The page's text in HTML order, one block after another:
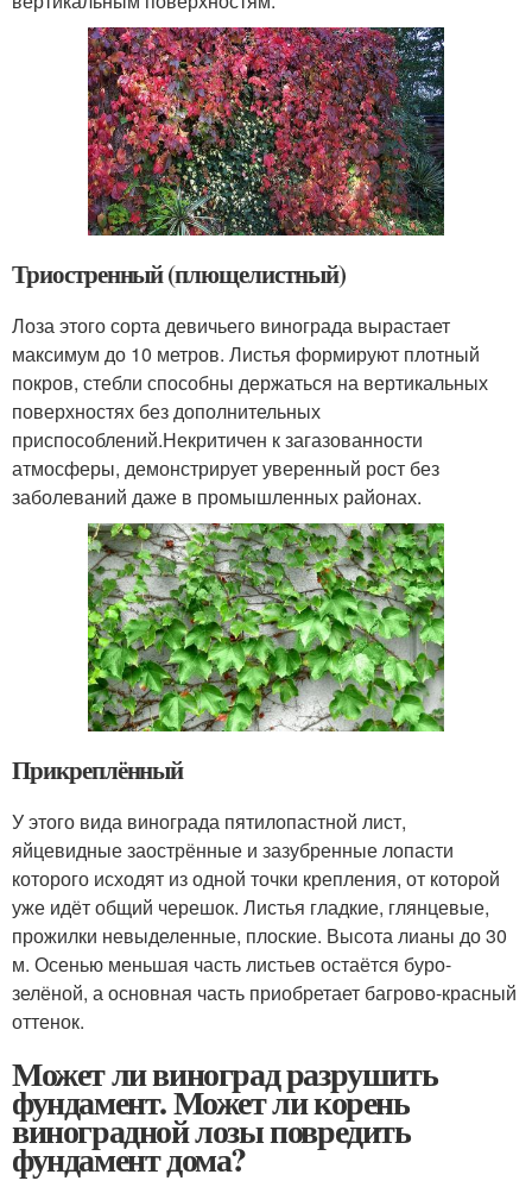
Триостренный (плющелистный)
Лоза этого сорта девичьего винограда вырастает
максимум до 10 метров. Листья формируют плотный
покров, стебли способны держаться на вертикальных
поверхностях без дополнительных
приспособлений.Некритичен к загазованности
атмосферы, демонстрирует уверенный рост без
заболеваний даже в промышленных районах.
Прикреплённый
У этого вида винограда пятилопастной лист,
яйцевидные заострённые и зазубренные лопасти
которого исходят из одной точки крепления, от которой
уже идёт общий черешок. Листья гладкие, глянцевые,
прожилки невыделенные, плоские. Высота лианы до 30
м. Осенью меньшая часть листьев остаётся буро-
зелёной, а основная часть приобретает багрово-красный
оттенок.
Может ли виноград разрушить
фундамент. Может ли корень
виноградной лозы повредить
фундамент дома?